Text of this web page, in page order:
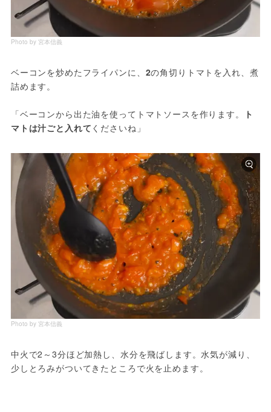
Photo by 宮本信義
ベーコンを炒めたフライパンに、 2の角切りトマトを入れ、煮
詰めます。
「ベーコンから出た油を使ってトマトソースを作ります。
ト
マトは汁ごと入れて くださいね」
Photo by 宮本信義
中火で2～3分ほど加熱し、水分を飛ばします。水気が減り、
少しとろみがついてきたところで火を止めます。